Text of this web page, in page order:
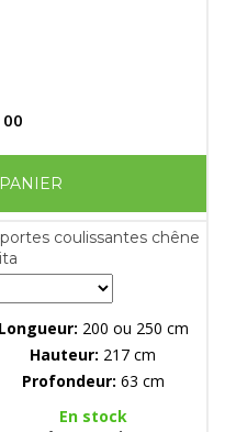
00
coulissantes chêne
Longueur: 200 ou 250 cm
Hauteur: 217 cm
Profondeur: 63 cm
En stock